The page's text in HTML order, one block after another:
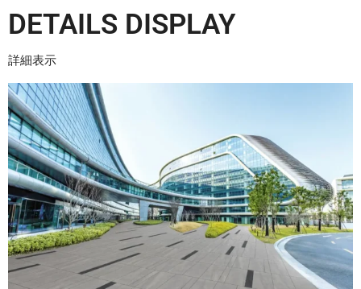
DETAILS DISPLAY
詳細表示